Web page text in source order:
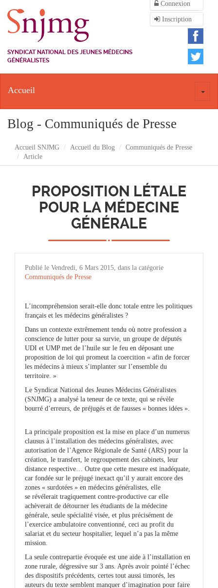
Connexion
Inscription
SYNDICAT NATIONAL DES JEUNES MÉDECINS
GÉNÉRALISTES
Toggle
Accueil
Blog - Communiqués de Presse
Accueil SNJMG Accueil du Blog
Communiqués de Presse
Article
PROPOSITION LÉTALE
POUR LA MÉDECINE
GÉNÉRALE
Publié le Vendredi, 6 Mars 2015, dans la catégorie
Communiqués de Presse
L’incompréhension serait-elle donc totale entre les politiques
français et les médecins généralistes ?
Dans un contexte extrêmement tendu où notre profession a
conscience de lutter pour sa survie, un groupe de députés
UDI et UMP met de l’huile sur le feu en déposant une
proposition de loi qui promeut la coercition « afin de forcer
les médecins à mieux s’implanter sur l’ensemble du
territoire. »
Le Syndicat National des Jeunes Médecins Généralistes
(SNJMG) a analysé la teneur de ce texte, qui se révèle
bourré d’erreurs, de préjugés et de fausses « bonnes idées ».
La principale proposition est la mise en place d’un numerus
clausus à l’installation des médecins généralistes, avec
autorisation de l’Agence Régionale de Santé (ARS) pour la
création, le transfert, le regroupement des cabinets, leur
distance respective… Outre que cette mesure est inadéquate,
car fondée sur le préjugé inexact qu’il y aurait encore des
zones « surdotées » en médecins généralistes, elle
se révélerait tragiquement contre-productive car elle
achèverait de détourner les étudiants de la médecine
générale, seule spécialité visée, et plus précisément de
l’exercice ambulatoire conventionné, ceci au profit du
salariat et du secteur hospitalier, lequel n’a pas la même
mission.
La seule contrepartie évoquée est une aide à l’installation en
zone rurale, dégressive sur 3 ans. Après avoir pointé l’échec
des dispositifs précédents, certes tout aussi timorés, les
auteurs du texte semblent manquer d’imagination pour faire